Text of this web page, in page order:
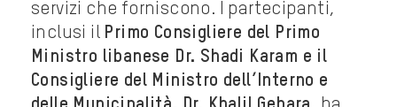
servizi che forniscono. I partecipanti,
inclusi il Primo Consigliere del Primo
Ministro libanese Dr. Shadi Karam e il
Consigliere del Ministro dell’Interno e